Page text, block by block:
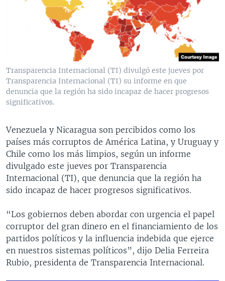
VENEZUELA
BRASIL
NICARAGUA
ECONOMÍA
ENTRETENIMIENTO Y CULTURA
CIENCIA Y SALUD
MULTIMEDIA
VIDEOS
PROGRAMAS TV
EL MUNDO AL DÍA
FORO INTERAMERICANO
VISIÓN 360
LAS CLAVES
AVANCE INFORMATIVO
AUDIONOTICIAS
BUENOS DÍAS AMÉRICA
EL MUNDO AL DÍA [RADIO]
FORO [RADIO]
DEPORTIVO INTERNACIONAL
NOTA ECONÓMICA
DOCUMENTALES DE LA VOA
Learning English
SÍGANOS
Idiomas
Transparencia Internacional (TI) divulgó este jueves por
Transparencia Internacional (TI) su informe en que
denuncia que la región ha sido incapaz de hacer progresos
significativos.
Venezuela y Nicaragua son percibidos como los
países más corruptos de América Latina, y Uruguay y
Chile como los más limpios, según un informe
divulgado este jueves por Transparencia
Internacional (TI), que denuncia que la región ha
sido incapaz de hacer progresos significativos.
“Los gobiernos deben abordar con urgencia el papel
corruptor del gran dinero en el financiamiento de los
partidos políticos y la influencia indebida que ejerce
en nuestros sistemas políticos”, dijo Delia Ferreira
Rubio, presidenta de Transparencia Internacional.